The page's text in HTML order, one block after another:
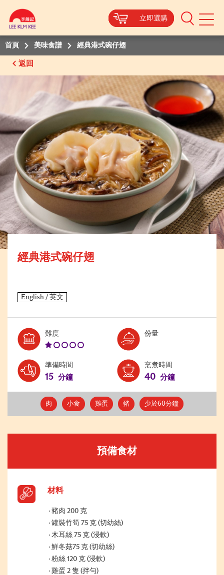
立即選購
Mobile
立即選購
立即選購
立即選購
首頁 美味食譜 經典港式碗仔翅
返回
經典港式碗仔翅
難度Level:
份量Serves:
準備時間
15 分鐘
烹煮時間
40 分鐘
肉 小食 雞蛋 豬 少於60分鐘
預備食材
材料
豬肉 200 克
罐裝竹筍 75 克 (切幼絲)
木耳絲 75 克 (浸軟)
鮮冬菇75 克 (切幼絲)
粉絲 120 克 (浸軟)
雞蛋 2 隻 (拌勻)